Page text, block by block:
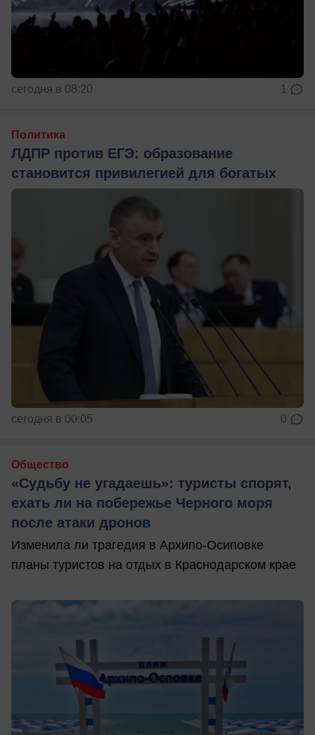
сегодня в 08:20 1
Политика
ЛДПР против ЕГЭ: образование
становится привилегией для богатых
сегодня в 00:05 0
Общество
«Судьбу не угадаешь»: туристы спорят,
ехать ли на побережье Черного моря
после атаки дронов
Изменила ли трагедия в Архипо-Осиповке
планы туристов на отдых в Краснодарском крае